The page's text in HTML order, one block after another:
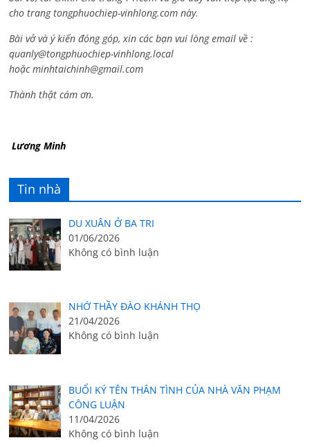
cho trang tongphuochiep-vinhlong.com này.
Bài vở và ý kiến đóng góp, xin các bạn vui lòng email về :
quanly@tongphuochiep-vinhlong.local
hoặcminhtaichinh@gmail.com
Thành thật cám ơn.
Lương Minh
Tin nhà
DU XUÂN Ở BA TRI
01/06/2026
Không có bình luận
NHỚ THẦY ĐÀO KHÁNH THỌ
21/04/2026
Không có bình luận
BUỔI KÝ TÊN THÂN TÌNH CỦA NHÀ VĂN PHẠM
CÔNG LUẬN
11/04/2026
Không có bình luận